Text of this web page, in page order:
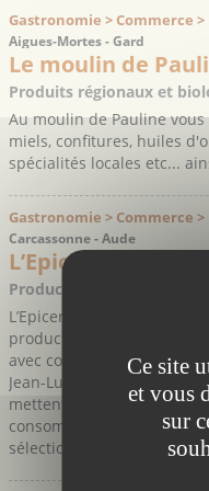
Gastronomie > Commerce
Aigues-Mortes - Gard
Le moulin de
Produits régionaux et
Au moulin de Pauline
miels, confitures, huiles
spécialités locales etc...
Gastronomie > Commerce
Carcassonne - Aude
L’Epicerie des
Producteurs Engagés
L’Epicerie des
producteurs et éleveurs
avec comme maîtres
Jean-Luc et Éric Bergé,
mettent leur engagement
consommateurs en
sélection de produits
Ce site
et vous
sur